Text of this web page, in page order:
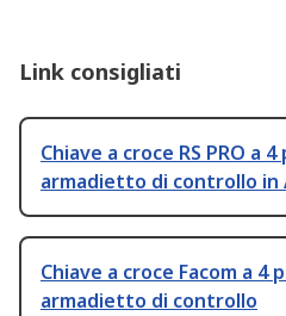
Link consigliati
Chiave a croce RS PRO a
armadietto di controllo in
Chiave a croce Facom a 4
armadietto di controllo